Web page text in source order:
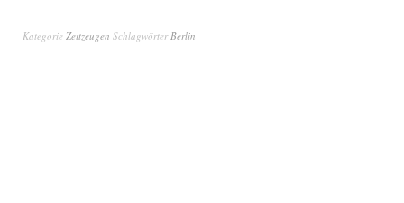
Kategorie Zeitzeugen SchlagwörterBerlin